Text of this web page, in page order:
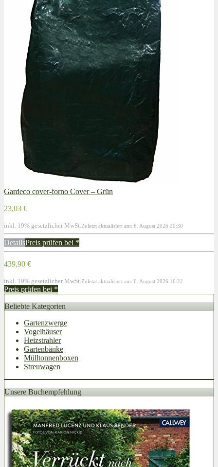
Gardeco cover-forno Cover – Grün
23,03 €
inkl. 19% gesetzlicher MwSt. Zuletzt aktualisiert am: 6. August 2026 20:30
DetailsPreis prüfen bei *
439,90 €
inkl. 19% gesetzlicher MwSt. Zuletzt aktualisiert am: 6. August 2026 16:22
Preis prüfen bei *
Beliebte Kategorien
Gartenzwerge
Vogelhäuser
Heizstrahler
Gartenbänke
Mülltonnenboxen
Streuwagen
Unsere Buchempfehlung